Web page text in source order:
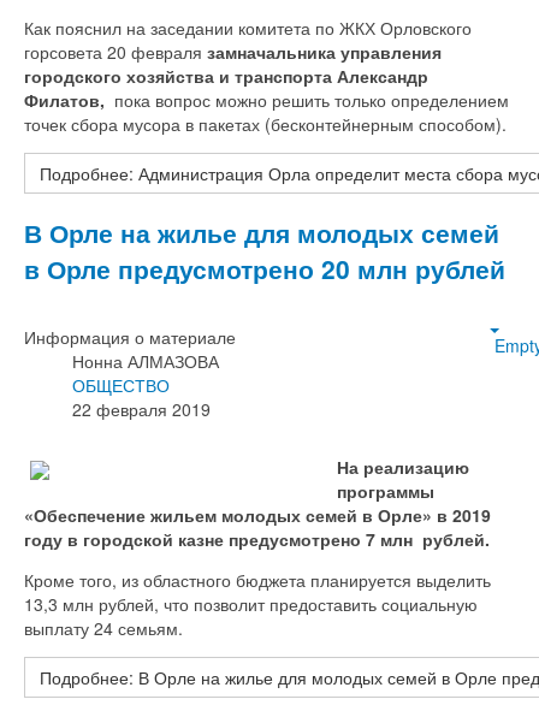
Как пояснил на заседании комитета по ЖКХ Орловского
горсовета 20 февраля замначальника управления
городского хозяйства и транспорта Александр
Филатов, пока вопрос можно решить только определением
точек сбора мусора в пакетах (бесконтейнерным способом).
Подробнее: Администрация Орла определит места сбора
В Орле на жилье для молодых семей
в Орле предусмотрено 20 млн рублей
Информация о материале
Нонна АЛМАЗОВА
ОБЩЕСТВО
22 февраля 2019
На реализацию
программы
«Обеспечение жильем молодых семей в Орле» в 2019
году в городской казне предусмотрено 7 млн рублей.
Кроме того, из областного бюджета планируется выделить
13,3 млн рублей, что позволит предоставить социальную
выплату 24 семьям.
Подробнее: В Орле на жилье для молодых семей в Орле